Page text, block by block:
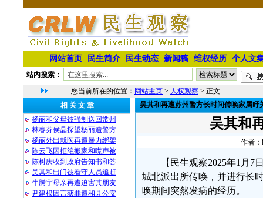
网站首页 民生简介 民生动态 新闻稿 维权经历 个人文
站内搜索：
您当前所在的位置： 网站主页 > 人权观察 > 正文
相 关 文 章
杨丽和父母被强制送回常州
林春芬侯晶探望杨丽遭警方
杨丽外出就医再遭暴力绑架
陈云飞因拒绝搬家和噤声被
陈树庆收到政府告知书和答
吴其和出门被看守人员追赶
牛腾宇母亲再遭迫害其朋友
尹建根因言获罪遭和县公安
吴其和再遭苏州警方长时间传唤家属吁
吴其和
作者：
【民生观察2025年1月
城北派出所传唤，并进行长
唤期间突然发病的经历。